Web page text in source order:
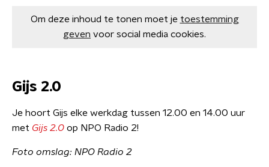
Om deze inhoud te tonen moet je toestemming
geven voor social media cookies.
Gijs 2.0
Je hoort Gijs elke werkdag tussen 12.00 en 14.00 uur
met Gijs 2.0 op NPO Radio 2!
Foto omslag: NPO Radio 2